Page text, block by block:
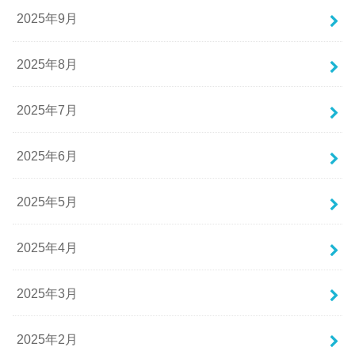
2025年9月
2025年8月
2025年7月
2025年6月
2025年5月
2025年4月
2025年3月
2025年2月